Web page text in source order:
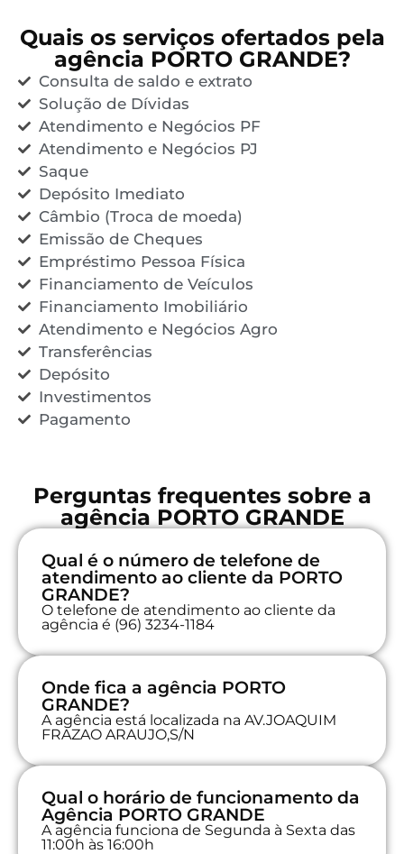
Quais os serviços ofertados pela
agência PORTO GRANDE?
Consulta de saldo e extrato
Solução de Dívidas
Atendimento e Negócios PF
Atendimento e Negócios PJ
Saque
Depósito Imediato
Câmbio (Troca de moeda)
Emissão de Cheques
Empréstimo Pessoa Física
Financiamento de Veículos
Financiamento Imobiliário
Atendimento e Negócios Agro
Transferências
Depósito
Investimentos
Pagamento
Perguntas frequentes sobre a
agência PORTO GRANDE
Qual é o número de telefone de
atendimento ao cliente da PORTO
GRANDE?
O telefone de atendimento ao cliente da
agência é (96) 3234-1184
Onde fica a agência PORTO
GRANDE?
A agência está localizada na AV.JOAQUIM
FRAZAO ARAUJO,S/N
Qual o horário de funcionamento da
Agência PORTO GRANDE
A agência funciona de Segunda à Sexta das
11:00h às 16:00h